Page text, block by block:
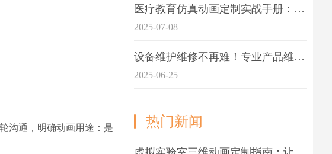
沟通，明确动画用途：是
医疗教育仿真动画定制实战手册：解决传统教学的7大痛点
2025-07-08
设备维护维修不再难！专业产品维护三维动画演示定制指南
2025-06-25
热门新闻